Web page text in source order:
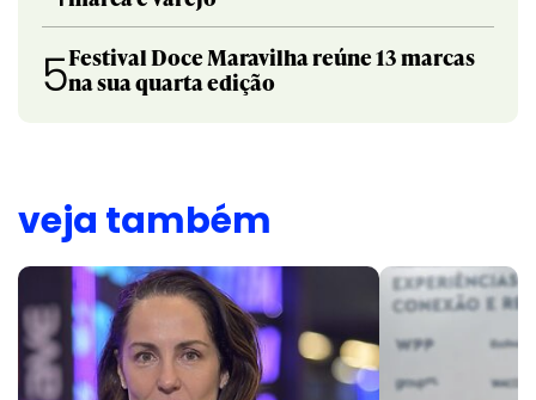
5Festival Doce Maravilha reúne 13 marcas
na sua quarta edição
veja também